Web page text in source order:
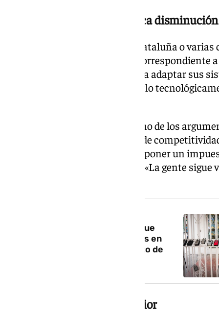
Un impuesto que «no provoca
En territorios como Baleares, Cataluña o
reciben una factura adicional correspondiente
obliga a hoteles y alojamientos a adaptar sus
«Todo eso hay que implementarlo
Aun así, el experto desmonta uno de los
rechazan la medida: la pérdida de
hemos realizado muestran que poner un
llegada de visitantes», sostiene. «La gente
Andalucía impulsa un sistema que
impide registrar pisos turísticos en
Cádiz, Málaga, Sevilla y El Puerto de
Ciudades de costa y de interior